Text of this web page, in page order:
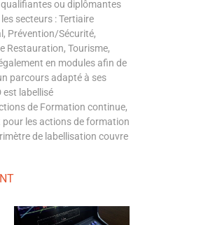
ou diplômantes
secteurs : Tertiaire
Prévention/Sécurité,
Restauration, Tourisme,
en modules afin de
parcours adapté à ses
est labellisé
de Formation continue,
pour les actions de formation
de labellisation couvre